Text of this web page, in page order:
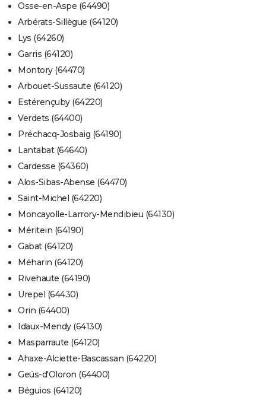
Osse-en-Aspe (64490)
Arbérats-Sillègue (64120)
Lys (64260)
Garris (64120)
Montory (64470)
Arbouet-Sussaute (64120)
Estérençuby (64220)
Verdets (64400)
Préchacq-Josbaig (64190)
Lantabat (64640)
Cardesse (64360)
Alos-Sibas-Abense (64470)
Saint-Michel (64220)
Moncayolle-Larrory-Mendibieu (64130)
Méritein (64190)
Gabat (64120)
Méharin (64120)
Rivehaute (64190)
Urepel (64430)
Orin (64400)
Idaux-Mendy (64130)
Masparraute (64120)
Ahaxe-Alciette-Bascassan (64220)
Geüs-d'Oloron (64400)
Béguios (64120)